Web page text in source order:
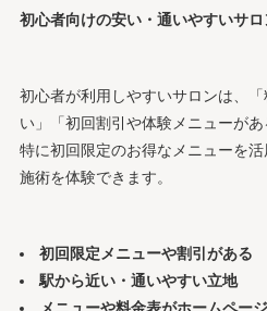
初心者向けの安い・通いやすいサ
初心者が利用しやすいサロンは、
い」「初回割引や体験メニューがあ
特に初回限定のお得なメニューを
施術を体験できます。
初回限定メニューや割引がある
駅から近い・通いやすい立地